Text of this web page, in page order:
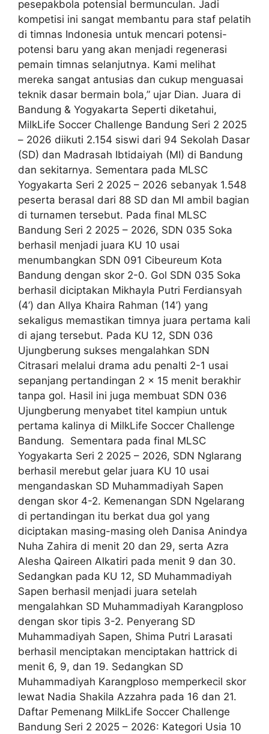
pesepakbola potensial bermunculan. Jadi
kompetisi ini sangat membantu para staf pelatih
di timnas Indonesia untuk mencari potensi-
potensi baru yang akan menjadi regenerasi
pemain timnas selanjutnya. Kami melihat
mereka sangat antusias dan cukup menguasai
teknik dasar bermain bola,” ujar Dian. Juara di
Bandung & Yogyakarta Seperti diketahui,
MilkLife Soccer Challenge Bandung Seri 2 2025
– 2026 diikuti 2.154 siswi dari 94 Sekolah Dasar
(SD) dan Madrasah Ibtidaiyah (MI) di Bandung
dan sekitarnya. Sementara pada MLSC
Yogyakarta Seri 2 2025 – 2026 sebanyak 1.548
peserta berasal dari 88 SD dan MI ambil bagian
di turnamen tersebut. Pada final MLSC
Bandung Seri 2 2025 – 2026, SDN 035 Soka
berhasil menjadi juara KU 10 usai
menumbangkan SDN 091 Cibeureum Kota
Bandung dengan skor 2-0. Gol SDN 035 Soka
berhasil diciptakan Mikhayla Putri Ferdiansyah
(4’) dan Allya Khaira Rahman (14’) yang
sekaligus memastikan timnya juara pertama kali
di ajang tersebut. Pada KU 12, SDN 036
Ujungberung sukses mengalahkan SDN
Citrasari melalui drama adu penalti 2-1 usai
sepanjang pertandingan 2 x 15 menit berakhir
tanpa gol. Hasil ini juga membuat SDN 036
Ujungberung menyabet titel kampiun untuk
pertama kalinya di MilkLife Soccer Challenge
Bandung. Sementara pada final MLSC
Yogyakarta Seri 2 2025 – 2026, SDN Nglarang
berhasil merebut gelar juara KU 10 usai
mengandaskan SD Muhammadiyah Sapen
dengan skor 4-2. Kemenangan SDN Ngelarang
di pertandingan itu berkat dua gol yang
diciptakan masing-masing oleh Danisa Anindya
Nuha Zahira di menit 20 dan 29, serta Azra
Alesha Qaireen Alkatiri pada menit 9 dan 30.
Sedangkan pada KU 12, SD Muhammadiyah
Sapen berhasil menjadi juara setelah
mengalahkan SD Muhammadiyah Karangploso
dengan skor tipis 3-2. Penyerang SD
Muhammadiyah Sapen, Shima Putri Larasati
berhasil menciptakan menciptakan hattrick di
menit 6, 9, dan 19. Sedangkan SD
Muhammadiyah Karangploso memperkecil skor
lewat Nadia Shakila Azzahra pada 16 dan 21.
Daftar Pemenang MilkLife Soccer Challenge
Bandung Seri 2 2025 – 2026: Kategori Usia 10